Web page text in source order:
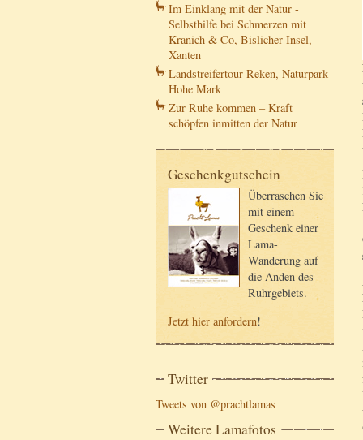
Im Einklang mit der Natur -
Selbsthilfe bei Schmerzen mit
Kranich & Co, Bislicher Insel,
Xanten
Landstreifertour Reken, Naturpark
Hohe Mark
Zur Ruhe kommen – Kraft
schöpfen inmitten der Natur
Geschenkgutschein
Überraschen Sie
mit einem
Geschenk einer
Lama-
Wanderung auf
die Anden des
Ruhrgebiets.
Jetzt hier anfordern!
Twitter
Tweets von @prachtlamas
Weitere Lamafotos